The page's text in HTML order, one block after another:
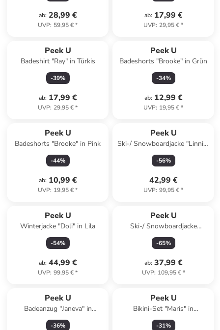
ab: 28,99 €
UVP: 59,95 €*
ab: 17,99 €
UVP: 29,95 €*
Peek U
Badeshirt "Ray" in Türkis
-39%
ab: 17,99 €
UVP: 29,95 €*
Peek U
Badeshorts "Brooke" in Grün
-34%
ab: 12,99 €
UVP: 19,95 €*
Peek U
Badeshorts "Brooke" in Pink
-44%
ab: 10,99 €
UVP: 19,95 €*
Peek U
Ski-/ Snowboardjacke "Linnia"
in Mint/ Blau
-56%
42,99 €
UVP: 99,95 €*
Peek U
Winterjacke "Doli" in Lila
-54%
ab: 44,99 €
UVP: 99,95 €*
Peek U
Ski-/ Snowboardjacke
"Branton" in Dunkelblau
-65%
ab: 37,99 €
UVP: 109,95 €*
Peek U
Badeanzug "Janeva" in
Dunkelblau/ Bunt
-36%
Peek U
Bikini-Set "Maris" in
Dunkelblau/ Bunt
-31%